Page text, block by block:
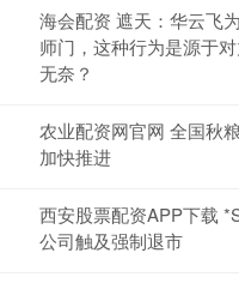
海会配资 遮天：华云飞
师门，这种行为是源于
无奈？
农业配资网官网 全国秋
加快推进
西安股票配资APP下载
公司触及强制退市